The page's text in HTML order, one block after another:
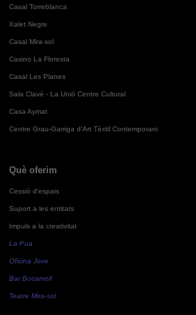
Casal Torreblanca
Xalet Negre
Casal Mira-sol
Casino La Floresta
Casal Les Planes
Sala Clavé - La Unió Centre Cultural
Casa Aymat
Centre Grau-Garriga d'Art Tèxtil Contemporani
Què oferim
Cessió d'espais
Suport a les entitats
Impuls a la creativitat
La Pua
Oficina Jove
Bar Bocamoll
Teatre Mira-sol